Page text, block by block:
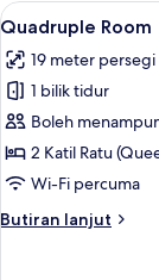
City
Lihat
semua
foto
untuk
Quadruple
Room
4
Quadruple Room
19 meter persegi
1 bilik tidur
Boleh
2 Katil Ratu
Wi-Fi percuma
Butiran lanjut
Butiran